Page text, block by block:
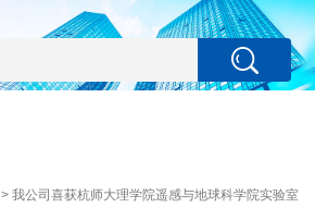
> 我公司喜获杭师大理学院遥感与地球科学院实验室